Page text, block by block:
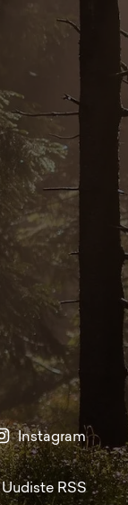
Instagram
Uudiste RSS